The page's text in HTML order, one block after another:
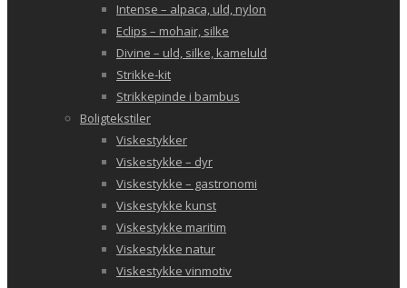
Intense – alpaca, uld, nylon
Eclips – mohair, silke
Divine – uld, silke, kameluld
Strikke-kit
Strikkepinde i bambus
Boligtekstiler
Viskestykker
Viskestykke – dyr
Viskestykke – gastronomi
Viskestykke kunst
Viskestykke maritim
Viskestykke natur
Viskestykke vinmotiv